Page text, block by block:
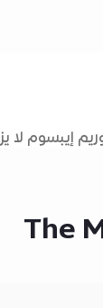
إيبسوم لا
The